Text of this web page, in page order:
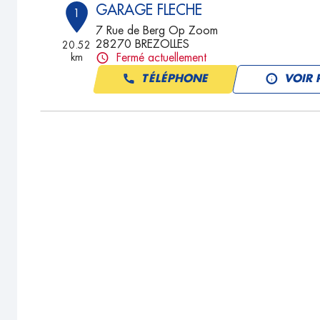
1
20.52
km
GARAGE FLECHE
7 Rue de Berg Op Zoom
28270 BREZOLLES
Fermé actuellement
TÉLÉPHONE VOIR